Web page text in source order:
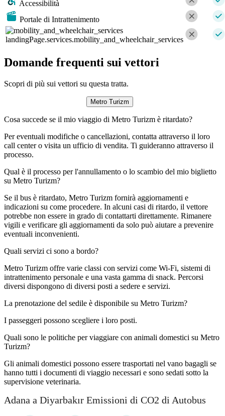
Accessibilità
Portale di Intrattenimento
landingPage.services.mobility_and_wheelchair_services
Domande frequenti sui vettori
Scopri di più sui vettori su questa tratta.
Metro Turizm
Cosa succede se il mio viaggio di Metro Turizm è ritardato?
Per eventuali modifiche o cancellazioni, contatta attraverso il loro
call center o visita un ufficio di vendita. Ti guideranno attraverso il
processo.
Qual è il processo per l'annullamento o lo scambio del mio biglietto
su Metro Turizm?
Se il bus è ritardato, Metro Turizm fornirà aggiornamenti e
indicazioni su come procedere. In alcuni casi di ritardo, il vettore
potrebbe non essere in grado di contattarti direttamente. Rimanere
vigili e verificare gli aggiornamenti da solo può aiutare a prevenire
eventuali inconvenienti.
Quali servizi ci sono a bordo?
Metro Turizm offre varie classi con servizi come Wi-Fi, sistemi di
intrattenimento personale e una vasta gamma di snack. Percorsi
diversi dispongono di diversi posti a sedere e servizi.
La prenotazione del sedile è disponibile su Metro Turizm?
I passeggeri possono scegliere i loro posti.
Quali sono le politiche per viaggiare con animali domestici su Metro
Turizm?
Gli animali domestici possono essere trasportati nel vano bagagli se
hanno tutti i documenti di viaggio necessari e sono sedati sotto la
supervisione veterinaria.
Adana a Diyarbakır Emissioni di CO2 di Autobus